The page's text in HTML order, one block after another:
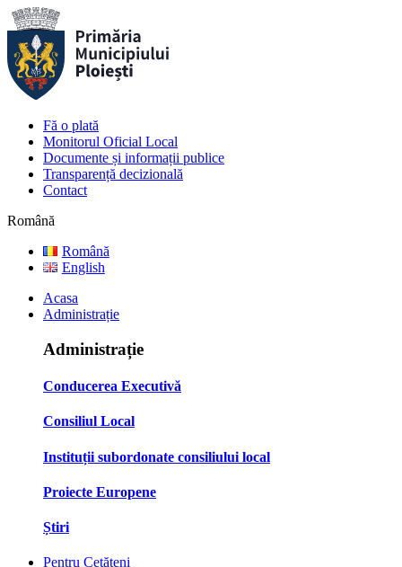
Fă o plată
Monitorul Oficial Local
Documente și informații publice
Transparență decizională
Contact
Română
Română
English
Acasa
Administrație
Administrație
Conducerea Executivă
Consiliul Local
Instituții subordonate consiliului local
Proiecte Europene
Știri
Pentru Cetățeni